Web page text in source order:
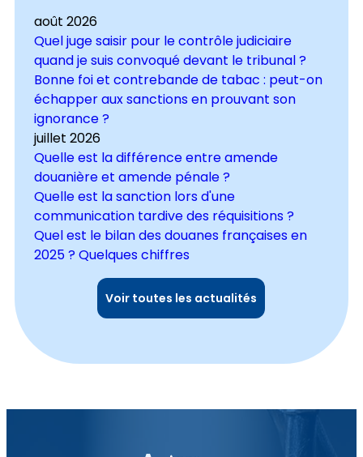
août 2026
Quel juge saisir pour le contrôle judiciaire
quand je suis convoqué devant le tribunal ?
Bonne foi et contrebande de tabac : peut-on
échapper aux sanctions en prouvant son
ignorance ?
juillet 2026
Quelle est la différence entre amende
douanière et amende pénale ?
Quelle est la sanction lors d'une
communication tardive des réquisitions ?
Quel est le bilan des douanes françaises en
2025 ? Quelques chiffres
Voir toutes les actualités